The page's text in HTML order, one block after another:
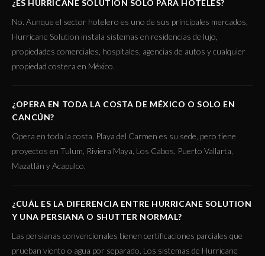
¿ES HURRICANE SOLUTION SOLO PARA HOTELES?
No. Aunque el sector hotelero es uno de sus principales mercados,
Hurricane Solution instala sistemas en residencias de lujo,
propiedades comerciales, hospitales, agencias de autos y cualquier
propiedad costera en México.
¿OPERA EN TODA LA COSTA DE MÉXICO O SOLO EN
CANCÚN?
Opera en toda la costa. Playa del Carmen es su sede, pero tiene
proyectos en Tulum, Riviera Maya, Los Cabos, Puerto Vallarta,
Mazatlán y Acapulco.
¿CUÁL ES LA DIFERENCIA ENTRE HURRICANE SOLUTION
Y UNA PERSIANA O SHUTTER NORMAL?
Las persianas convencionales tienen certificaciones parciales que
prueban viento o agua por separado. Los sistemas de Hurricane